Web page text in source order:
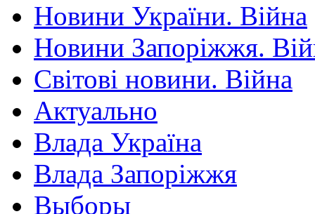
Новини України. Війна
Новини Запоріжжя.
Світові новини. Війна
Актуально
Влада Україна
Влада Запоріжжя
Выборы